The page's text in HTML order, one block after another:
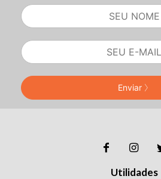
Enviar
Utilidades